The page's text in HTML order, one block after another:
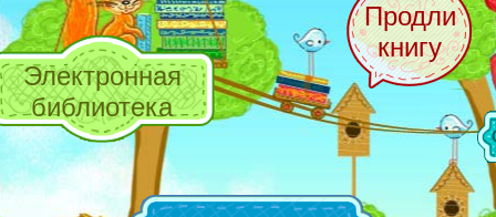
Электронная
библиотека
Продли
книгу